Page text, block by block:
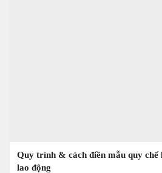
Quy trình & cách điền mẫu quy chế
lao động